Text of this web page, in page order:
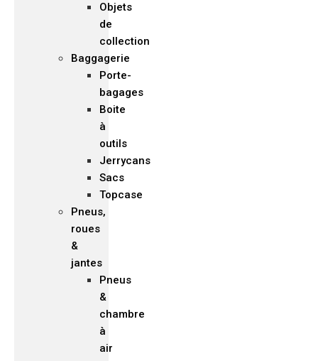
Objets
de
collection
Baggagerie
Porte-
bagages
Boite
à
outils
Jerrycans
Sacs
Topcase
Pneus,
roues
&
jantes
Pneus
&
chambre
à
air